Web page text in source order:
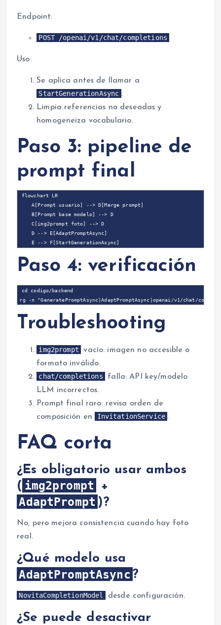
Endpoint:
POST /openai/v1/chat/completions
Uso:
Se aplica antes de llamar a
StartGenerationAsync .
Limpia referencias no deseadas y
homogeneiza vocabulario.
Paso 3: pipeline de
prompt final
flowchart LR
    A[Prompt usuario] --> D[Merge prompt]
    B[Prompt base modelo] --> D
    C[img2prompt foto] --> D
    D --> E[AdaptPromptAsync]
Paso 4: verificación
cd codigo/backend
Troubleshooting
img2prompt
vacío: imagen no accesible o
formato inválido.
chat/completions
falla: API key/modelo
LLM incorrectos.
Prompt final raro: revisa orden de
composición en
InvitationService .
FAQ corta
¿Es obligatorio usar ambos
( img2prompt
+
AdaptPrompt )?
No, pero mejora consistencia cuando hay foto
real.
¿Qué modelo usa
AdaptPromptAsync ?
NovitaCompletionModel desde configuración.
¿Se puede desactivar